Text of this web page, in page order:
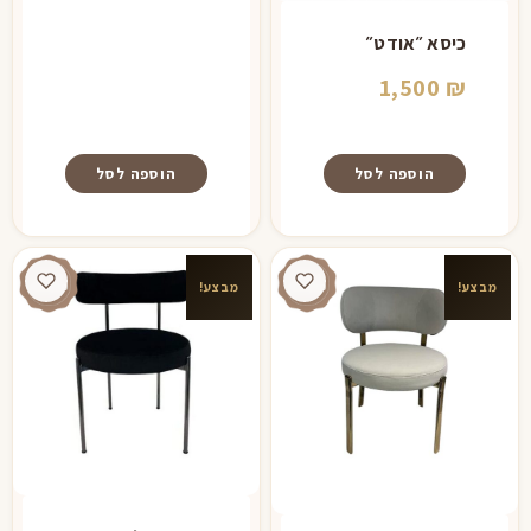
כיסא ״אודט״
1,500 ₪
הוספה לסל הוספה לסל
מבצע! מבצע!